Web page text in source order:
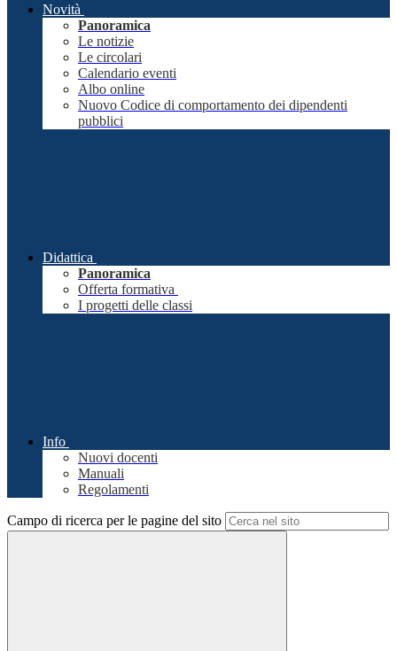
Novità
Panoramica
Le notizie
Le circolari
Calendario eventi
Albo online
Nuovo Codice di comportamento dei dipendenti
pubblici
Didattica
Panoramica
Offerta formativa
I progetti delle classi
Info
Nuovi docenti
Manuali
Regolamenti
Campo di ricerca per le pagine del sito